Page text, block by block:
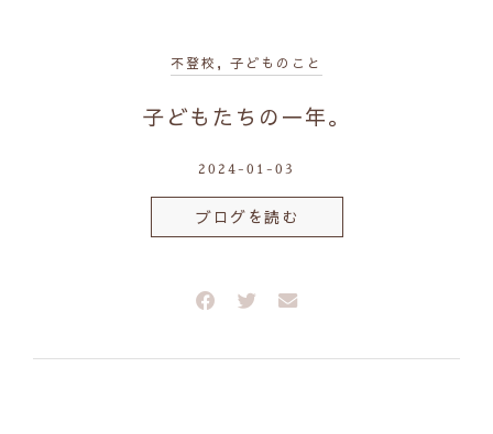
不登校 , 子どものこと
子どもたちの一年。
2024-01-03
ブログを読む